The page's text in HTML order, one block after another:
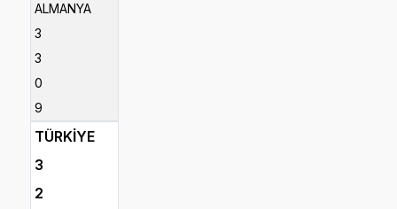
ALMANYA
3
3
0
9
TÜRKİYE
3
2